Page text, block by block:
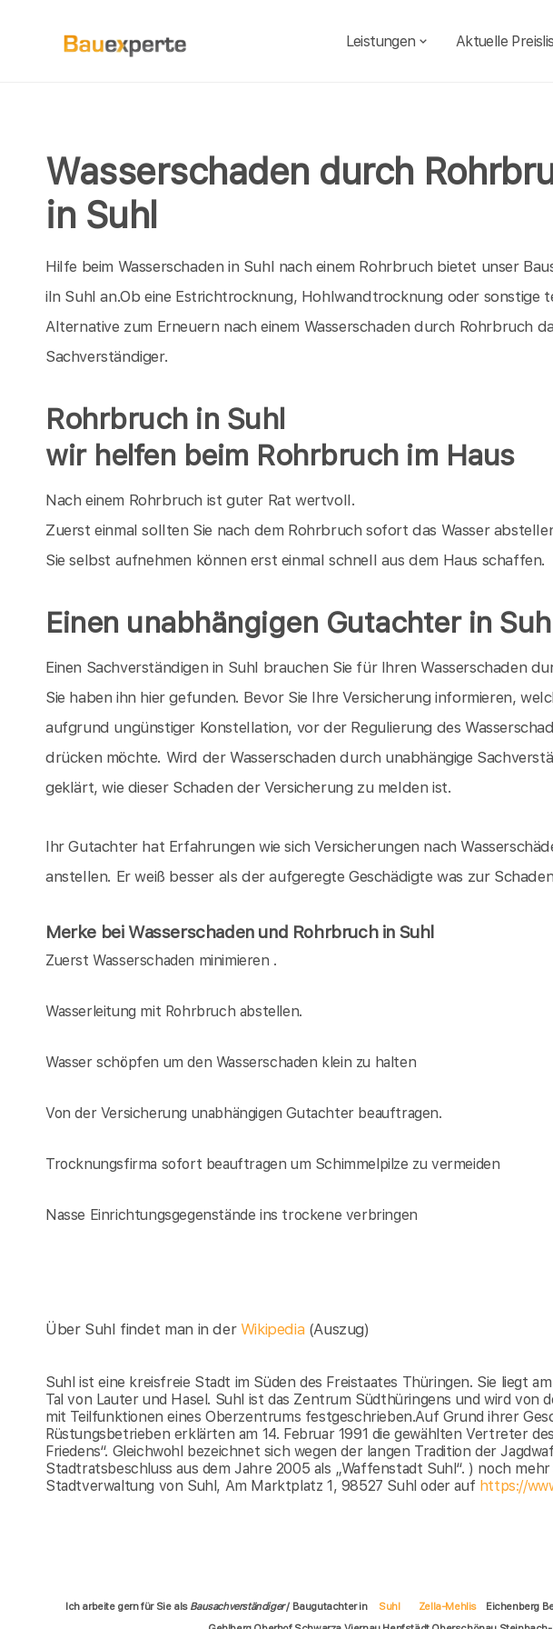
Leistungen Aktuelle
Wasserschaden durch
in Suhl
Hilfe beim Wasserschaden in Suhl nach einem Rohrbruch bietet unser
iIn Suhl an.Ob eine Estrichtrocknung, Hohlwandtrocknung oder sonstige
Alternative zum Erneuern nach einem Wasserschaden durch Rohrbruch
Sachverständiger.
Rohrbruch in Suhl
wir helfen beim Rohrbruch im Haus
Nach einem Rohrbruch ist guter Rat wertvoll.
Zuerst einmal sollten Sie nach dem Rohrbruch sofort das Wasser
Sie selbst aufnehmen können erst einmal schnell aus dem Haus schaffen.
Einen unabhängigen Gutachter in
Einen Sachverständigen in Suhl brauchen Sie für Ihren Wasserschaden
Sie haben ihn hier gefunden. Bevor Sie Ihre Versicherung informieren,
aufgrund ungünstiger Konstellation, vor der Regulierung des
drücken möchte. Wird der Wasserschaden durch unabhängige
geklärt, wie dieser Schaden der Versicherung zu melden ist.
Ihr Gutachter hat Erfahrungen wie sich Versicherungen nach
anstellen. Er weiß besser als der aufgeregte Geschädigte was zur
Merke bei Wasserschaden und Rohrbruch in Suhl
Zuerst Wasserschaden minimieren .
Wasserleitung mit Rohrbruch abstellen.
Wasser schöpfen um den Wasserschaden klein zu halten
Von der Versicherung unabhängigen Gutachter beauftragen.
Trocknungsfirma sofort beauftragen um Schimmelpilze zu vermeiden
Nasse Einrichtungsgegenstände ins trockene verbringen
Über Suhl findet man in der Wikipedia (Auszug)
Suhl ist eine kreisfreie Stadt im Süden des Freistaates Thüringen. Sie liegt
Tal von Lauter und Hasel. Suhl ist das Zentrum Südthüringens und wird von
mit Teilfunktionen eines Oberzentrums festgeschrieben.Auf Grund ihrer
Rüstungsbetrieben erklärten am 14. Februar 1991 die gewählten Vertreter
Friedens“. Gleichwohl bezeichnet sich wegen der langen Tradition der
Stadtratsbeschluss aus dem Jahre 2005 als „Waffenstadt Suhl“. ) noch
Stadtverwaltung von Suhl, Am Marktplatz 1, 98527 Suhl oder auf https://
Ich arbeite gern für Sie als Bausachverständiger/ Baugutachter in Suhl Zella-Mehlis
Eichenberg